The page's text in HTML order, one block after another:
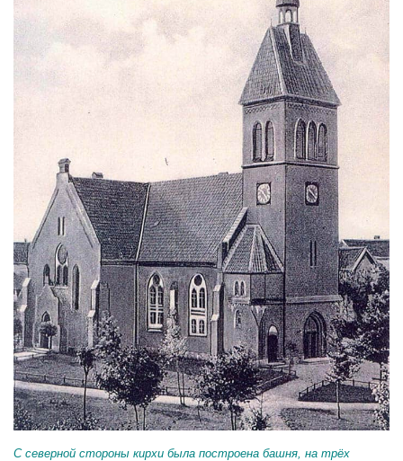
С северной стороны кирхи была построена башня, на трёх